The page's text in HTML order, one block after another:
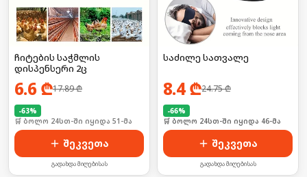
ჩიტების საჭმლის
დისპენსერი 2ც
6.6 ₾17.89₾
-63%
🛒 ბოლო 24სთ-ში იყიდა 51-მა
შეკვეთა
გადახდა მიღებისას
საძილე სათვალე
8.4₾24.75₾
-66%
🛒 ბოლო 24სთ-ში იყიდა 46-მა
შეკვეთა
გადახდა მიღებისას